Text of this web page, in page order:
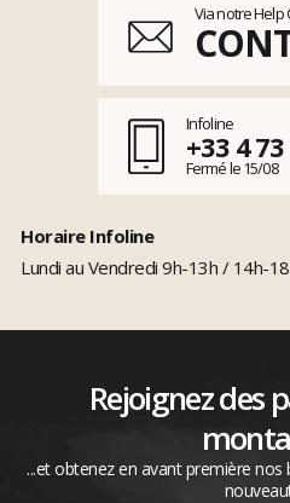
Via notre Help
Infoline
+33 4
Fermé le 15/08
Horaire Infoline
Lundi au Vendredi 9h-13h / 14h-
Rejoignez des
...et obtenez en avant première